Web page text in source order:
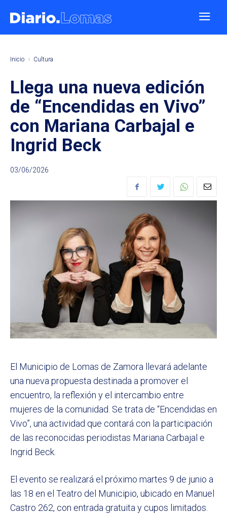
Inicio Cultura
Llega una nueva edición
de “Encendidas en Vivo”
con Mariana Carbajal e
Ingrid Beck
03/06/2026
El Municipio de Lomas de Zamora llevará adelante
una nueva propuesta destinada a promover el
encuentro, la reflexión y el intercambio entre
mujeres de la comunidad. Se trata de “Encendidas en
Vivo”, una actividad que contará con la participación
de las reconocidas periodistas Mariana Carbajal e
Ingrid Beck.
El evento se realizará el próximo martes 9 de junio a
las 18 en el Teatro del Municipio, ubicado en Manuel
Castro 262, con entrada gratuita y cupos limitados.